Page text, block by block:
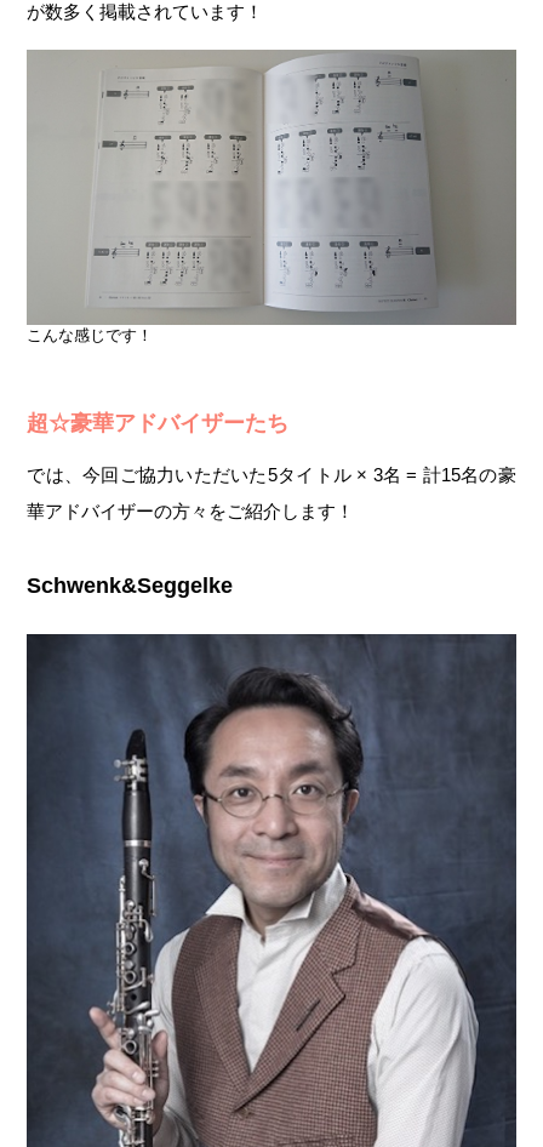
が数多く掲載されています！
こんな感じです！
超☆豪華アドバイザーたち
では、今回ご協力いただいた5タイトル × 3名 = 計15名の豪
華アドバイザーの方々をご紹介します！
Schwenk&Seggelke